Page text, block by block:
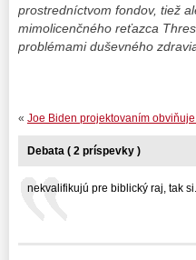
prostredníctvom fondov, tiež
mimolicenčného reťazca
problémami duševného
« Joe Biden projektovaním
Debata ( 2 príspevky )
nekvalifikujú pre biblický raj, tak